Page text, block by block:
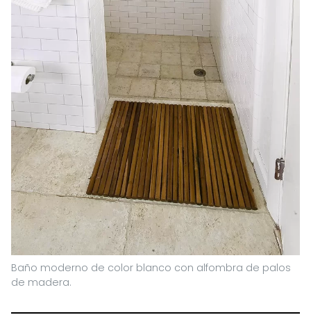
Baño moderno de color blanco con alfombra de palos
de madera.